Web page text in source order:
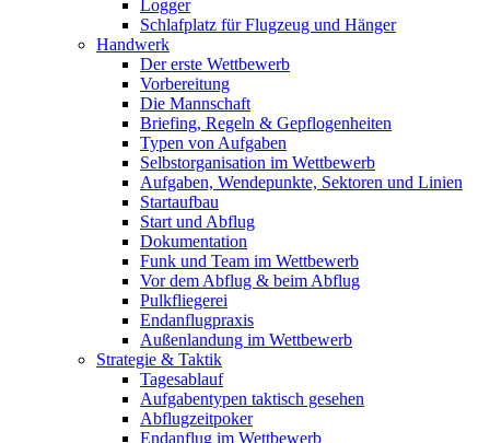
Logger
Schlafplatz für Flugzeug und Hänger
Handwerk
Der erste Wettbewerb
Vorbereitung
Die Mannschaft
Briefing, Regeln & Gepflogenheiten
Typen von Aufgaben
Selbstorganisation im Wettbewerb
Aufgaben, Wendepunkte, Sektoren und Linien
Startaufbau
Start und Abflug
Dokumentation
Funk und Team im Wettbewerb
Vor dem Abflug & beim Abflug
Pulkfliegerei
Endanflugpraxis
Außenlandung im Wettbewerb
Strategie & Taktik
Tagesablauf
Aufgabentypen taktisch gesehen
Abflugzeitpoker
Endanflug im Wettbewerb